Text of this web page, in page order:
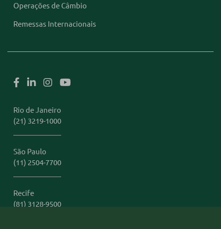
Operações de Câmbio
Remessas Internacionais
Rio de Janeiro
(21) 3219-1000
São Paulo
(11) 2504-7700
Recife
(81) 3128-9500